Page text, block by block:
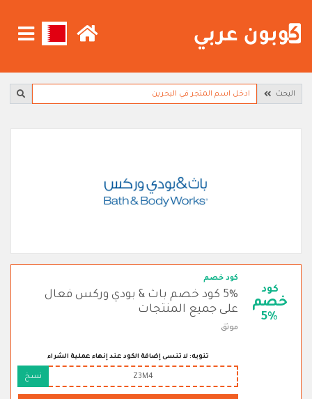
البحث
كود
خصم
5%
كود خصم
5% كود خصم باث & بودي وركس فعال
على جميع المنتجات
موثق
تنويه: لا تنسى إضافة الكود عند إنهاء عملية الشراء
Z3M4 نسخ